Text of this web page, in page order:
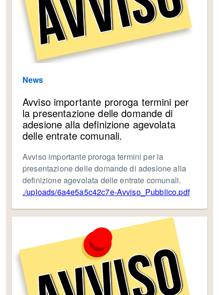
News
Avviso importante proroga termini per
la presentazione delle domande di
adesione alla definizione agevolata
delle entrate comunali.
Avviso importante proroga termini per la
presentazione delle domande di adesione alla
definizione agevolata delle entrate comunali.
./uploads/6a4e5a5c42c7e-Avviso_Pubblico.pdf